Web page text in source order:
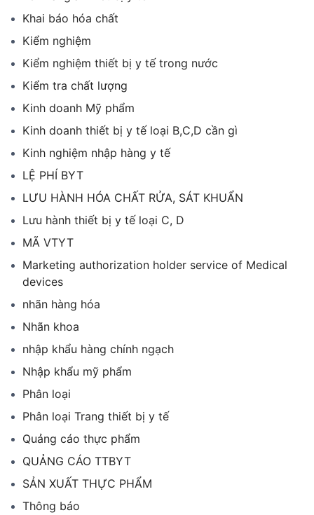
Khai báo hóa chất
Kiểm nghiệm
Kiểm nghiệm thiết bị y tế trong nước
Kiểm tra chất lượng
Kinh doanh Mỹ phẩm
Kinh doanh thiết bị y tế loại B,C,D cần gì
Kinh nghiệm nhập hàng y tế
LỆ PHÍ BYT
LƯU HÀNH HÓA CHẤT RỬA, SÁT KHUẨN
Lưu hành thiết bị y tế loại C, D
MÃ VTYT
Marketing authorization holder service of Medical
devices
nhãn hàng hóa
Nhãn khoa
nhập khẩu hàng chính ngạch
Nhập khẩu mỹ phẩm
Phân loại
Phân loại Trang thiết bị y tế
Quảng cáo thực phẩm
QUẢNG CÁO TTBYT
SẢN XUẤT THỰC PHẨM
Thông báo